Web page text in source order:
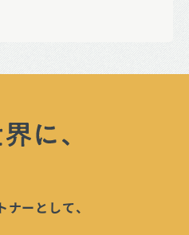
ーとして、